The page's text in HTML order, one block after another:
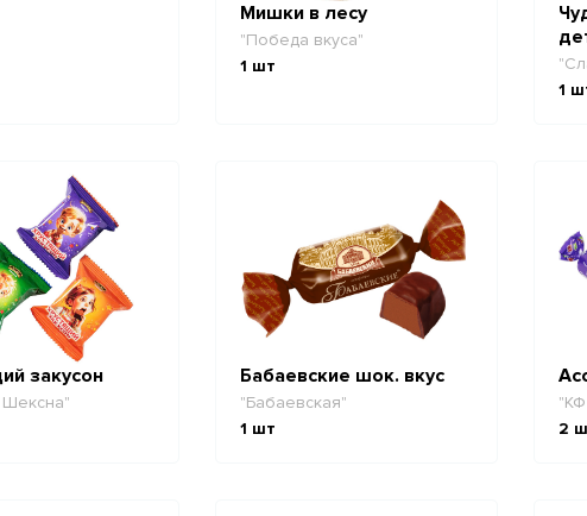
Мишки в лесу
"Победа вкуса"
1 шт
1
закусон
Шексна"
Бабаевские шок. вкус
"Бабаевская"
1 шт
2